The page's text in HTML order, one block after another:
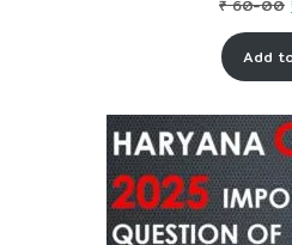
₹60-00
Add